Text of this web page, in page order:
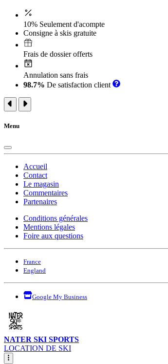
10% Seulement d'acompte
Consigne à skis gratuite
Frais de dossier offerts
Annulation sans frais
98.7% De satisfaction client
Menu
Accueil
Contact
Le magasin
Commentaires
Partenaires
Conditions générales
Mentions légales
Foire aux questions
France
England
Google My Business
NATER SKI SPORTS
LOCATION DE SKI